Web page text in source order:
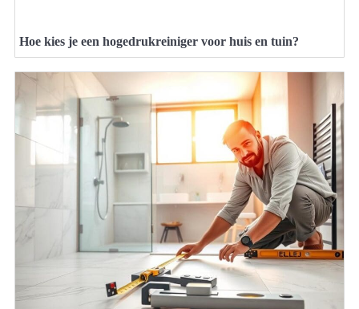
Hoe kies je een hogedrukreiniger voor huis en tuin?